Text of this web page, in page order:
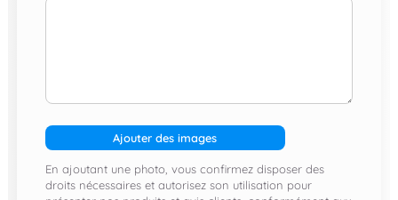
Ajouter des images
En ajoutant une photo, vous confirmez disposer des
droits nécessaires et autorisez son utilisation pour